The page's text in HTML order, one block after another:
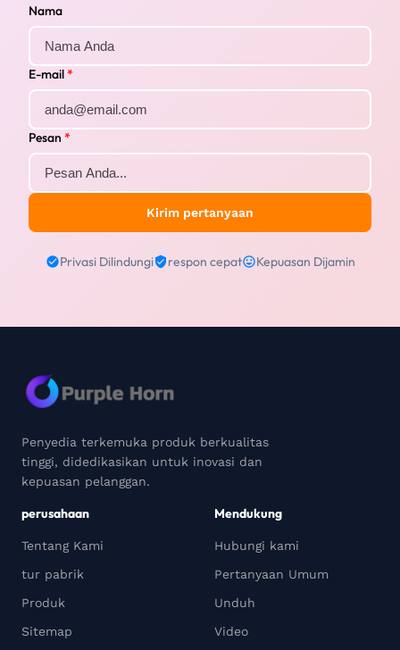
Nama
E-mail*
Pesan *
Kirim pertanyaan
Privasi Dilindungi respon cepat Kepuasan Dijamin
Penyedia terkemuka produk berkualitas
tinggi, didedikasikan untuk inovasi dan
kepuasan pelanggan.
perusahaan
Tentang Kami
tur pabrik
Produk
Sitemap
Mendukung
Hubungi kami
Pertanyaan Umum
Unduh
Video